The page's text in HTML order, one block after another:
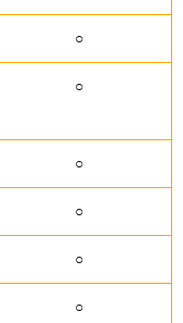
○
○
○
○
○
○